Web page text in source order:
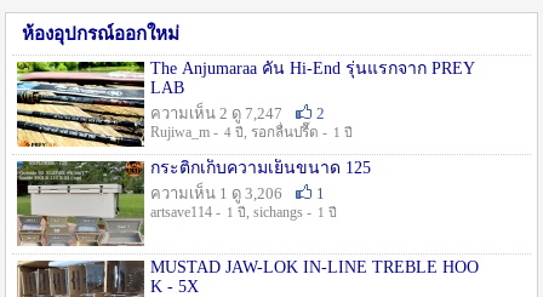
ห้องอุปกรณ์ออกใหม่
The Anjumaraa คัน Hi-End รุ่นแรกจาก PREY
LAB
ความเห็น 2 ดู 7,247
2
Rujiwa_m - 4 ปี , รอกลื่นปรื๊ด - 1 ปี
กระติกเก็บความเย็นขนาด 125
ความเห็น 1 ดู 3,206
1
artsave114 - 1 ปี , sichangs - 1 ปี
MUSTAD JAW-LOK IN-LINE TREBLE HOO
K - 5X